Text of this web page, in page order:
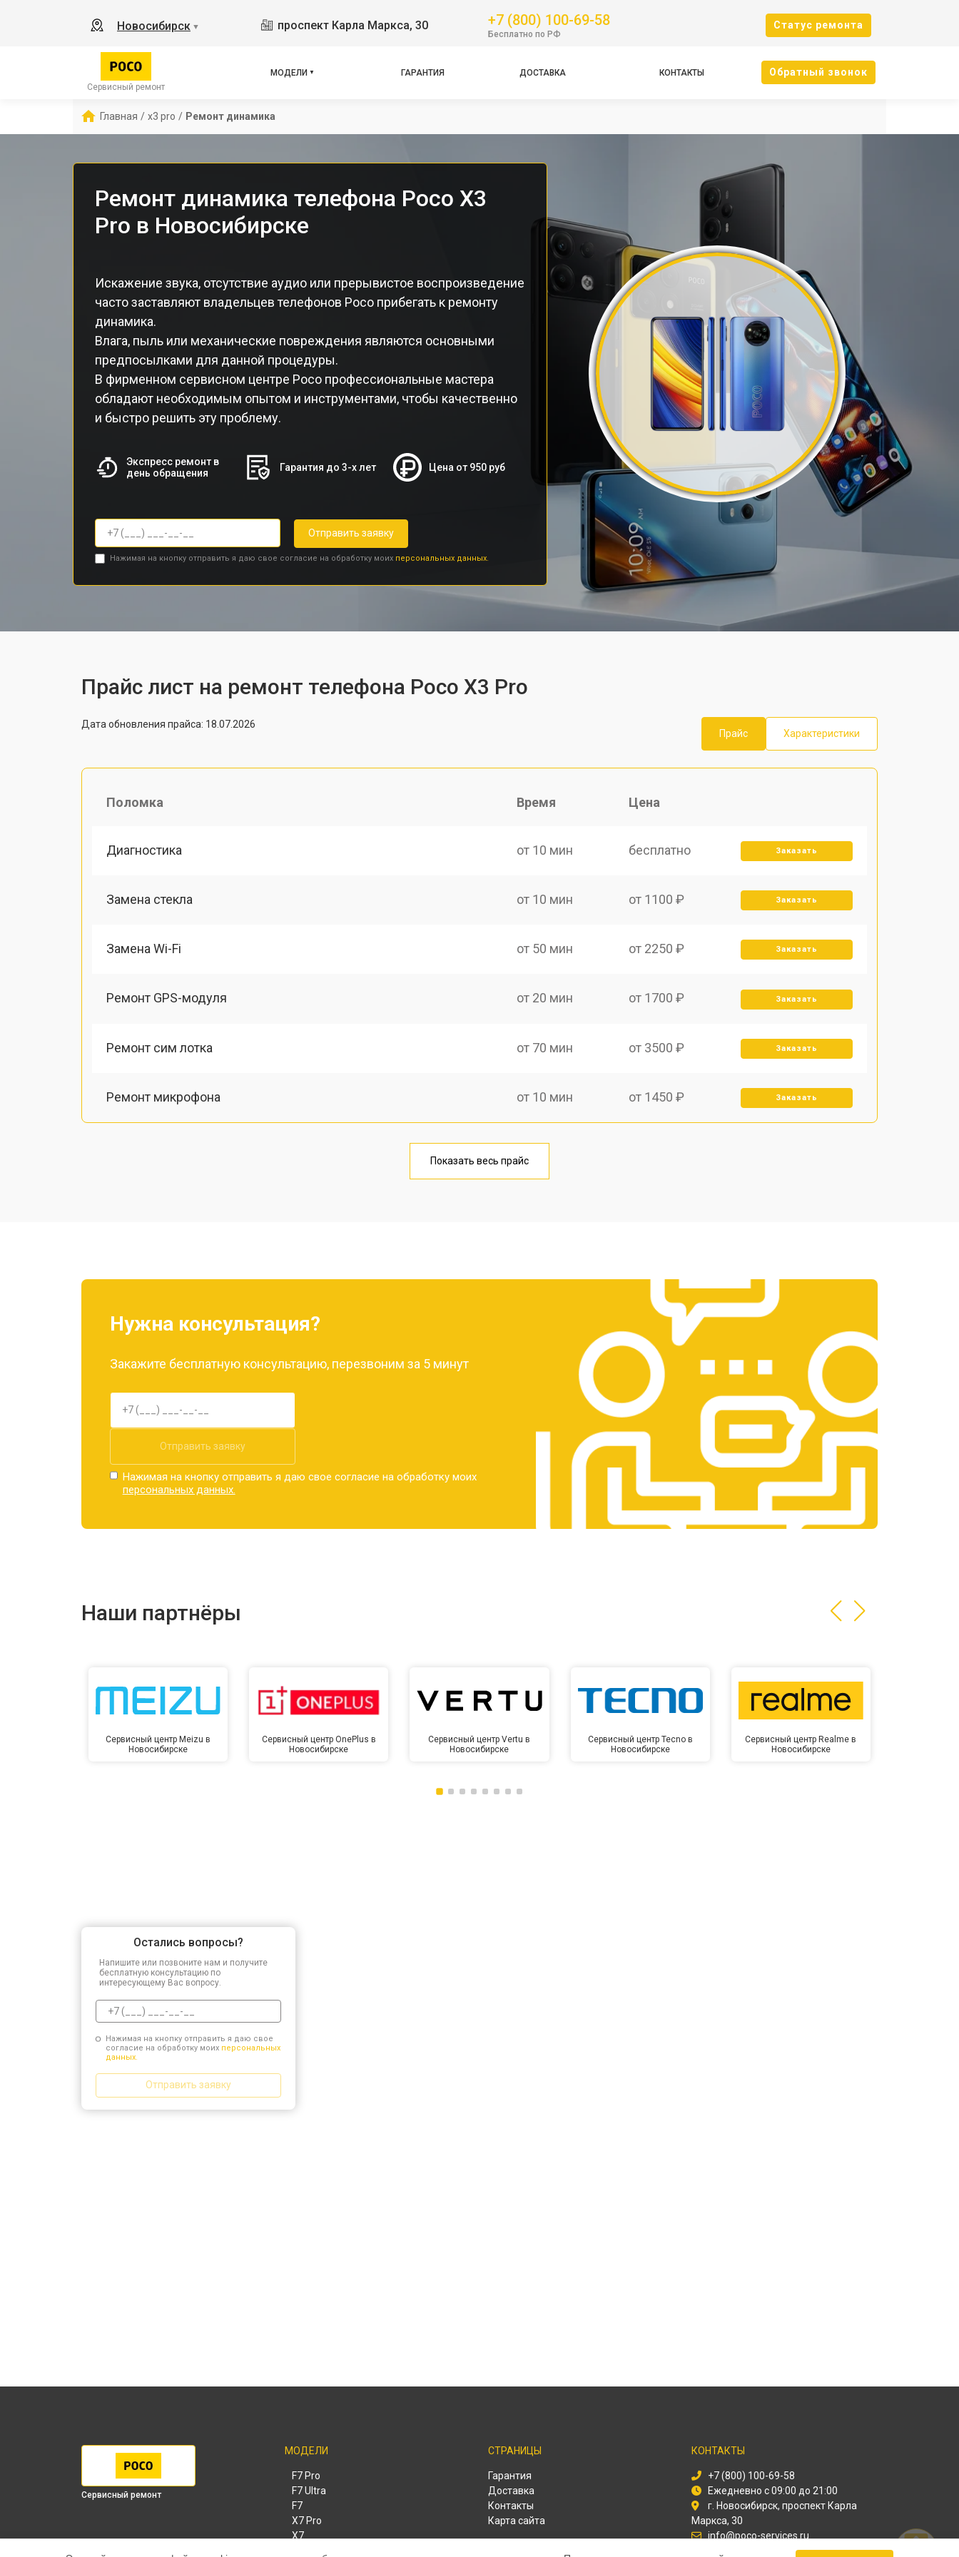
Новосибирск ▼ проспект Карла Маркса, 30 +7 (800) 100-69-58
Бесплатно по РФ
Cтатус ремонта
Сервисный ремонт
МОДЕЛИ
X2
X3 NFC
ГАРАНТИЯ ДОСТАВКА КОНТАКТЫ Oбратный звонок
Главная / x3 pro / Ремонт динамика
Ремонт динамика телефона Poco X3
Pro в Новосибирске
Искажение звука, отсутствие аудио или прерывистое воспроизведение
часто заставляют владельцев телефонов Poco прибегать к ремонту
динамика.
Влага, пыль или механические повреждения являются основными
предпосылками для данной процедуры.
В фирменном сервисном центре Poco профессиональные мастера
обладают необходимым опытом и инструментами, чтобы качественно
и быстро решить эту проблему.
Экспресс ремонт в
день обращения
Гарантия до 3-х лет Цена от 950 руб
Отправить заявку
Нажимая на кнопку отправить я даю свое согласие на обработку моих персональных данных.
Прайс лист на ремонт телефона Poco X3 Pro
Дата обновления прайса: 18.07.2026
Прайс
Характеристики
Поломка Время Цена
Диагностика от 10 мин бесплатно Заказать
Замена стекла от 10 мин от 1100 ₽ Заказать
Замена Wi-Fi от 50 мин от 2250 ₽ Заказать
Ремонт GPS-модуля от 20 мин от 1700 ₽ Заказать
Ремонт сим лотка от 70 мин от 3500 ₽ Заказать
Ремонт микрофона от 10 мин от 1450 ₽ Заказать
от 40 мин
от 3300 ₽
от 1400 ₽ Заказать
Замена дисплея (экрана) от 2700 ₽ Заказать
Замена аккумулятора от 950 ₽ Заказать
Замена кнопки включения от 1750 ₽
Показать весь прайс
Нужна консультация?
Закажите бесплатную консультацию, перезвоним за 5 минут
Отправить заявку
Нажимая на кнопку отправить я даю свое согласие на обработку моих
персональных данных.
Наши партнёры
Сервисный центр Meizu в
Новосибирске
Сервисный центр OnePlus в
Новосибирске
Сервисный центр Vertu в
Новосибирске
Сервисный центр Tecno в
Новосибирске
Сервисный центр Realme в
Новосибирске
Остались вопросы?
Напишите или позвоните нам и получите
бесплатную консультацию по
интересующему Вас вопросу.
Нажимая на кнопку отправить я даю свое
согласие на обработку моих персональных
данных.
Отправить заявку
Сервисный ремонт
МОДЕЛИ
F7 Pro
F7 Ultra
F7
X7 Pro
X7
СТРАНИЦЫ
Гарантия
Доставка
Контакты
Карта сайта
КОНТАКТЫ
+7 (800) 100-69-58
Ежедневно с 09:00 до 21:00
г. Новосибирск, проспект Карла
Маркса, 30
info@poco-services.ru
Политика конфиденциальности